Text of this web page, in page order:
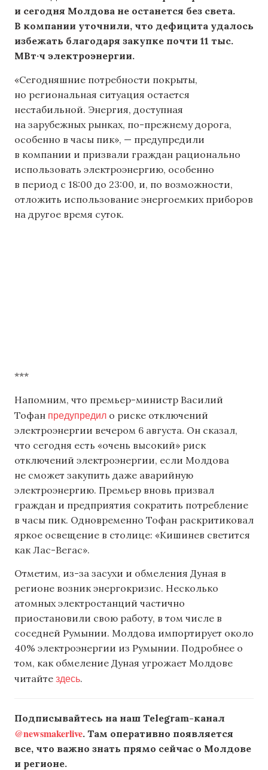
и сегодня Молдова не останется без света.
В компании уточнили, что дефицита удалось
избежать благодаря закупке почти 11 тыс.
МВт·ч электроэнергии.
«Сегодняшние потребности покрыты,
но региональная ситуация остается
нестабильной. Энергия, доступная
на зарубежных рынках, по-прежнему дорога,
особенно в часы пик», — предупредили
в компании и призвали граждан рационально
использовать электроэнергию, особенно
в период с 18:00 до 23:00, и, по возможности,
отложить использование энергоемких приборов
на другое время суток.
***
Напомним, что премьер-министр Василий
Тофан предупредил о риске отключений
электроэнергии вечером 6 августа. Он сказал,
что сегодня есть «очень высокий» риск
отключений электроэнергии, если Молдова
не сможет закупить даже аварийную
электроэнергию. Премьер вновь призвал
граждан и предприятия сократить потребление
в часы пик. Одновременно Тофан раскритиковал
яркое освещение в столице: «Кишинев светится
как Лас-Вегас».
Отметим, из-за засухи и обмеления Дуная в
регионе возник энергокризис. Несколько
атомных электростанций частично
приостановили свою работу, в том числе в
соседней Румынии. Молдова импортирует около
40% электроэнергии из Румынии. Подробнее о
том, как обмеление Дуная угрожает Молдове
читайте здесь.
Подписывайтесь на наш Telegram-канал
@newsmakerlive. Там оперативно появляется
все, что важно знать прямо сейчас о Молдове
и регионе.